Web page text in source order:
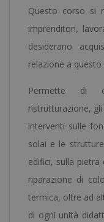
Riparazione
Diploma
Certificato
Notaio
Europeo
quantità
Questo corso si
imprenditori,
desiderano
relazione a
Permette di
ristrutturazione,
interventi sulle
solai e le
edifici, sulla
riparazione di
termica, oltre ad
di ogni unità